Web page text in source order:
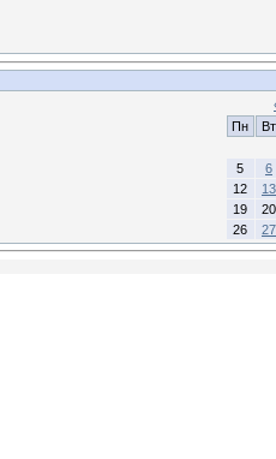
Пн
Вт
5
6
12
13
19
20
26
27